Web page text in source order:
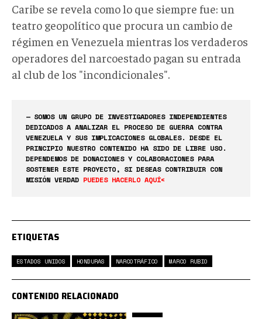
Caribe se revela como lo que siempre fue: un
teatro geopolítico que procura un cambio de
régimen en Venezuela mientras los verdaderos
operadores del narcoestado pagan su entrada
al club de los "incondicionales".
— SOMOS UN GRUPO DE INVESTIGADORES INDEPENDIENTES
DEDICADOS A ANALIZAR EL PROCESO DE GUERRA CONTRA
VENEZUELA Y SUS IMPLICACIONES GLOBALES. DESDE EL
PRINCIPIO NUESTRO CONTENIDO HA SIDO DE LIBRE USO.
DEPENDEMOS DE DONACIONES Y COLABORACIONES PARA
SOSTENER ESTE PROYECTO, SI DESEAS CONTRIBUIR CON
MISIÓN VERDAD PUEDES HACERLO AQUÍ<
ETIQUETAS
ESTADOS UNIDOS HONDURAS NARCOTRÁFICO MARCO RUBIO
CONTENIDO RELACIONADO